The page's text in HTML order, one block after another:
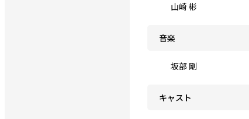
山崎 彬
音楽
坂部 剛
キャスト